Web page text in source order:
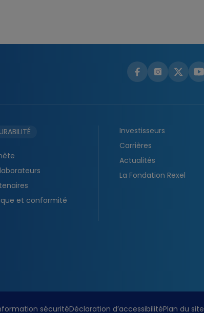
et conformité
Investisseurs
Carrières
Actualités
La Fondation Rexel
sécuritéDéclaration d’accessibilitéPlan du site